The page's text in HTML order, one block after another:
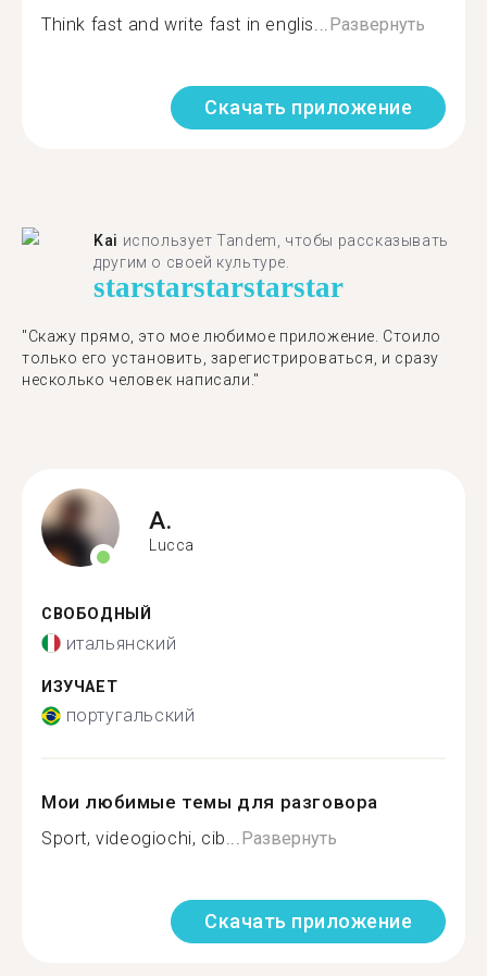
Think fast and write fast in englis...Развернуть
Скачать приложение
Kai использует Tandem, чтобы рассказывать
другим о своей культуре.
starstarstarstarstar
"Скажу прямо, это мое любимое приложение. Стоило
только его установить, зарегистрироваться, и сразу
несколько человек написали."
A.
Lucca
СВОБОДНЫЙ
итальянский
ИЗУЧАЕТ
португальский
Мои любимые темы для разговора
Sport, videogiochi, cib...Развернуть
Скачать приложение